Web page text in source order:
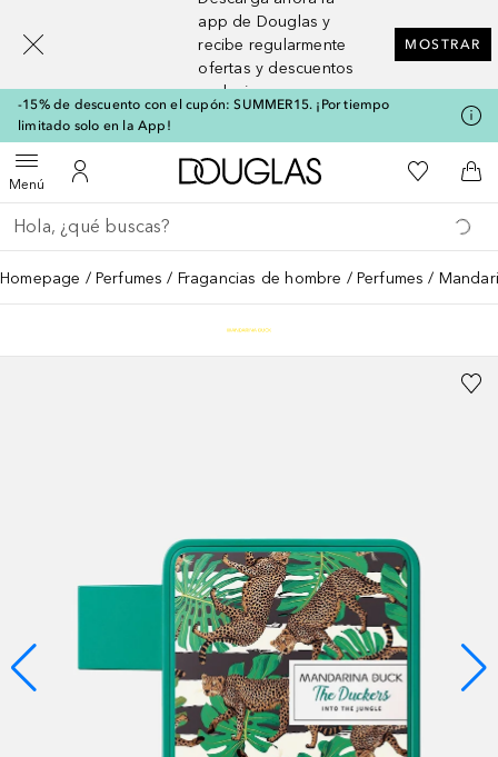
app de Douglas y
recibe regularmente
ofertas y descuentos
exclusivos
MOSTRAR
-15% de descuento con el cupón: SUMMER15. ¡Por tiempo
limitado solo en la App!
MenúAbrir menúMi cuenta
A Douglas HomeMi lista de
A
Regresar
Ejecutar búsqueda
Homepage Perfumes Fragancias de hombre Perfumes
[navigation.slideout.screenreader]